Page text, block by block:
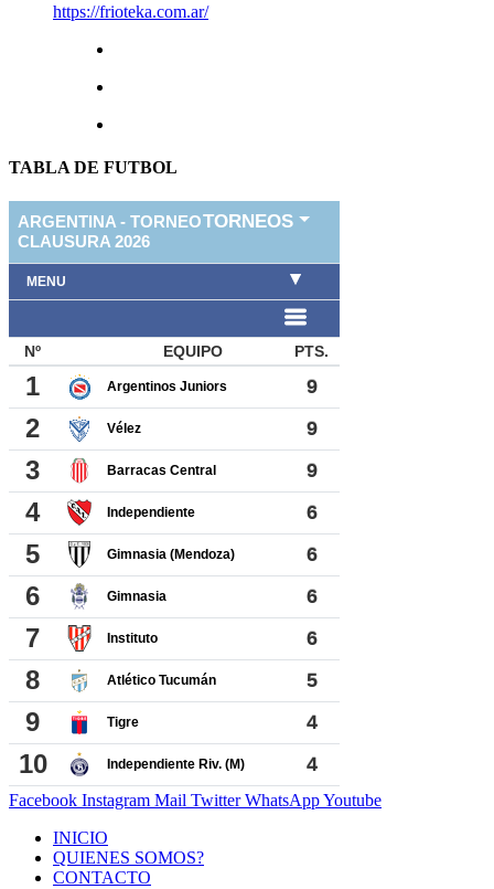
https://frioteka.com.ar/
TABLA DE FUTBOL
Facebook Instagram Mail Twitter WhatsAppYoutube
INICIO
QUIENES SOMOS?
CONTACTO